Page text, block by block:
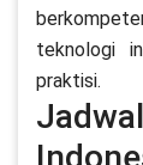
teknologi
praktisi.